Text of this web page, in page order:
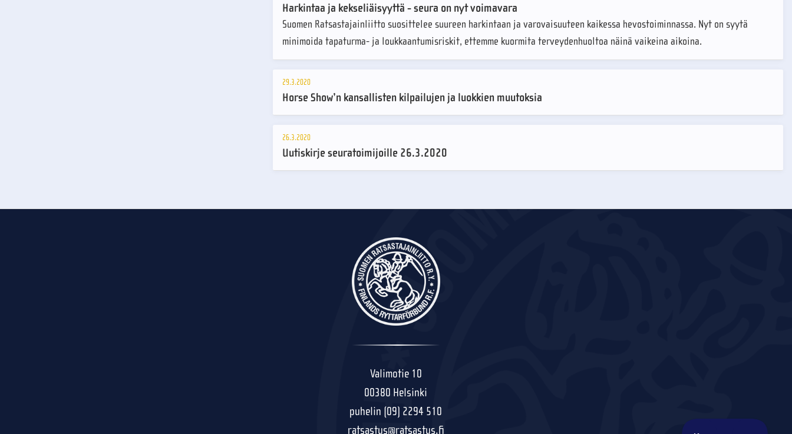
Harkintaa ja kekseliäisyyttä - seura on nyt voimavara
Suomen Ratsastajainliitto suosittelee suureen harkintaan ja varovaisuuteen kaikessa hevostoiminnassa. Nyt on syytä
minimoida tapaturma- ja loukkaantumisriskit, ettemme kuormita terveydenhuoltoa näinä vaikeina aikoina.
29.3.2020
Horse Show’n kansallisten kilpailujen ja luokkien muutoksia
26.3.2020
Uutiskirje seuratoimijoille 26.3.2020
Valimotie 10
00380 Helsinki
puhelin (09) 2294 510
ratsastus@ratsastus.fi